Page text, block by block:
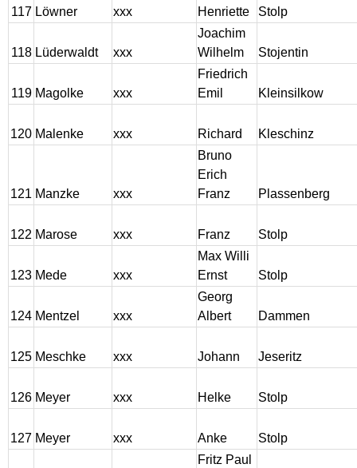
117 Löwner xxx Henriette Stolp
118 Lüderwaldt xxx
Joachim
Wilhelm
Stojentin
119 Magolke xxx
Friedrich
Emil
Kleinsilkow
120 Malenke xxx Richard Kleschinz
121 Manzke xxx
Bruno
Erich
Franz
Plassenberg
122 Marose xxx Franz Stolp
123 Mede xxx
Max Willi
Ernst
Stolp
124 Mentzel xxx
Georg
Albert
Dammen
125 Meschke xxx Johann Jeseritz
126 Meyer xxx Helke Stolp
127 Meyer xxx Anke Stolp
Fritz Paul